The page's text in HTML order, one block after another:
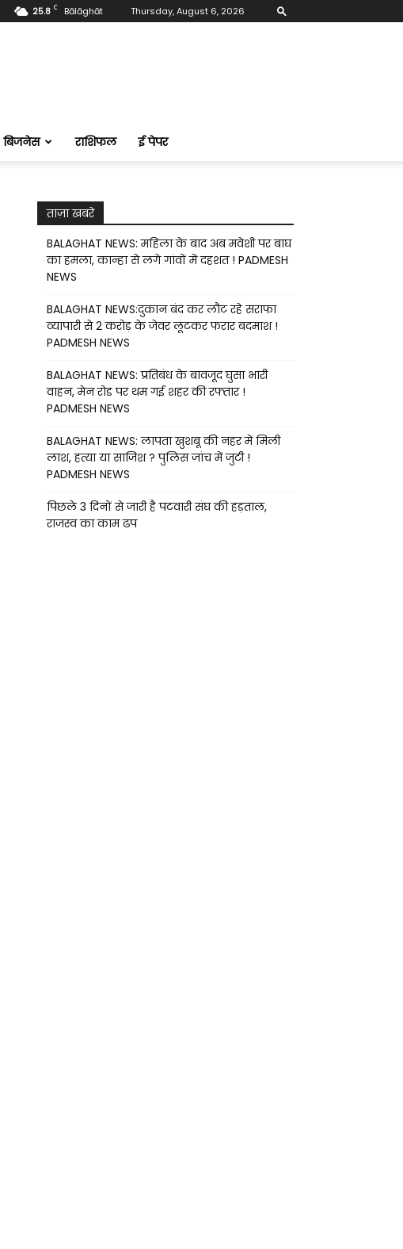
25.8 C Bālāghāt Thursday, August 6, 2026
बिजनेस राशिफल ई पेपर
ताज़ा खबरे
BALAGHAT NEWS: महिला के बाद अब मवेशी पर बाघ
का हमला, कान्हा से लगे गांवों में दहशत ! PADMESH
NEWS
BALAGHAT NEWS:दुकान बंद कर लौट रहे सराफा
व्यापारी से 2 करोड़ के जेवर लूटकर फरार बदमाश !
PADMESH NEWS
BALAGHAT NEWS: प्रतिबंध के बावजूद घुसा भारी
वाहन, मेन रोड पर थम गई शहर की रफ्तार !
PADMESH NEWS
BALAGHAT NEWS: लापता खुशबू की नहर में मिली
लाश, हत्या या साजिश ? पुलिस जांच में जुटी !
PADMESH NEWS
पिछले 3 दिनों से जारी है पटवारी संघ की हड़ताल,
राजस्व का काम ढप